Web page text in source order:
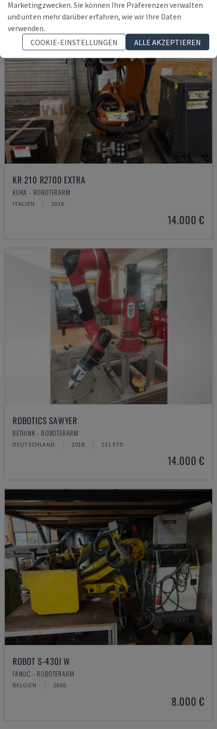
KR 210 R2700 EXTRA
KUKA - ROBOTERARM
ITALIEN 2016
14.000 €
ROBOTICS SAWYER
RETHINK - ROBOTERARM
DEUTSCHLAND 2018 131 STD
14.000 €
ROBOT S-430I W
FANUC - ROBOTERARM
BELGIEN 2000
8.000 €
Marketingzwecken. Sie können Ihre Präferenzen verwalten
und unten mehr darüber erfahren, wie wir Ihre Daten
verwenden.
COOKIE-EINSTELLUNGEN
ALLE AKZEPTIEREN